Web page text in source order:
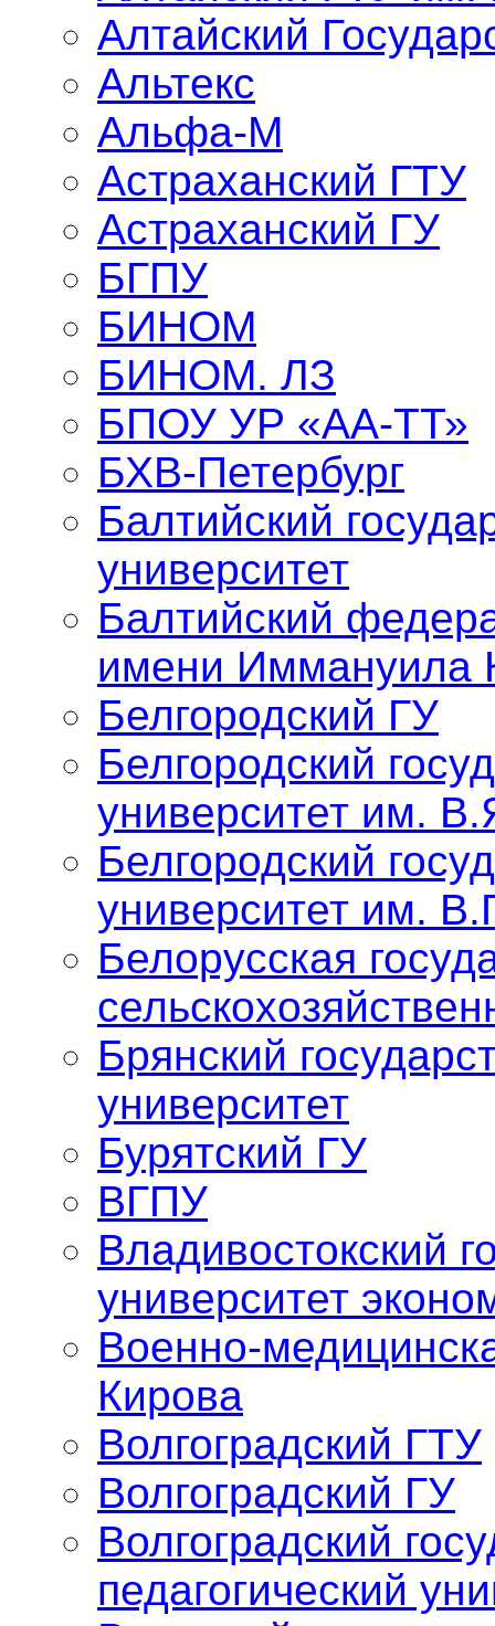
Алтайский
Альтекс
Альфа-М
Астраханский ГТУ
Астраханский ГУ
БГПУ
БИНОМ
БИНОМ. ЛЗ
БПОУ УР «АА-ТТ»
БХВ-Петербург
Балтийский
университет
Балтийский
имени Иммануила
Белгородский ГУ
Белгородский
университет им.
Белгородский
университет им.
Белорусская
Брянский
университет
Бурятский ГУ
ВГПУ
Владивостокский
университет
Военно-
Кирова
Волгоградский ГТУ
Волгоградский ГУ
Волгоградский
педагогический